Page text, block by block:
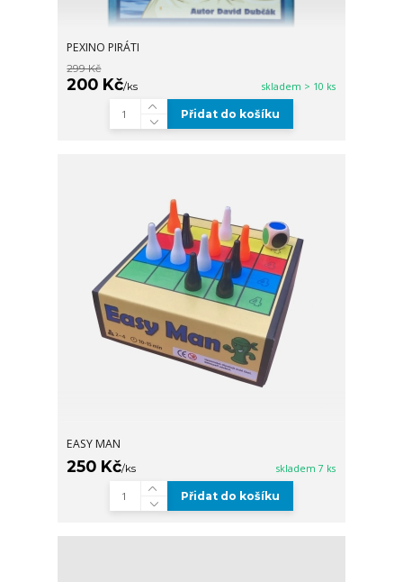
PEXINO PIRÁTI
299 Kč
200 Kč/ks skladem > 10 ks
Přidat do košíku
EASY MAN
250 Kč/ks skladem 7 ks
Přidat do košíku